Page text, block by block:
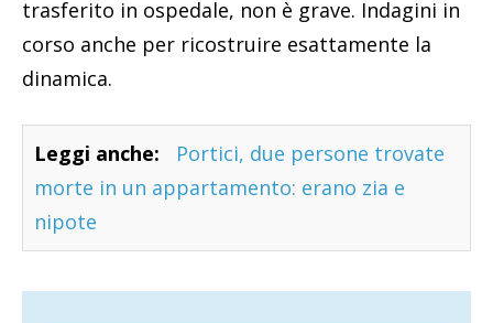
trasferito in ospedale, non è grave. Indagini in
corso anche per ricostruire esattamente la
dinamica.
Leggi anche:
Portici, due persone trovate
morte in un appartamento: erano zia e
nipote